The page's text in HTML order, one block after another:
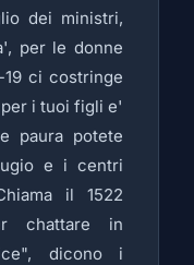
dei ministri,
per le donne
ci costringe
i tuoi figli e'
paura potete
e i centri
il 1522
chattare in
dicono i